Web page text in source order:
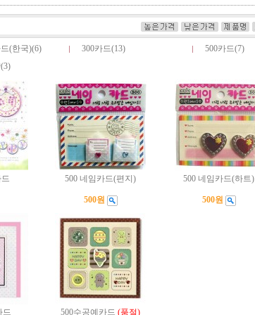
(한국)(6) 300카드(13)
500카드(7)
500 네임카드(편지)
500원
500 네임카드(하트)
500원
드 500수공예카드 (품절)